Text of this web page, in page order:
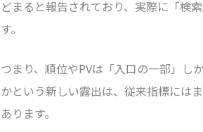
どまると報告されており、実際に「検
す。
つまり、順位やPVは「入口の一部」し
かという新しい露出は、従来指標には
あります。